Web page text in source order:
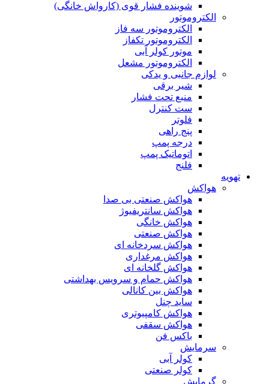
شوینده فشار قوی (کارواش خانگی)
الکتروموتور
الکتروموتور سه فاز
الکتروموتور تکفاز
موتور کولر آبی
الکتروموتور مشعل
لوازم جانبی و یدکی
شیر برقی
منبع تحت فشار
ست کنترل
فلوتر
پنج راهی
درجه پمپ
اتوماتیک پمپ
فلنج
تهویه
هواکش
هواکش صنعتی بی صدا
هواکش سانتریفیوژ
هواکش خانگی
هواکش صنعتی
هواکش سردخانه ای
هواکش مرغداری
هواکش گلخانه ای
هواکش حمام و سرویس بهداشتی
هواکش بین کانالی
ساید چنل
هواکش کامپیوتری
هواکش سقفی
باکس فن
سرمایش
کولر آبی
کولر صنعتی
گرمایش